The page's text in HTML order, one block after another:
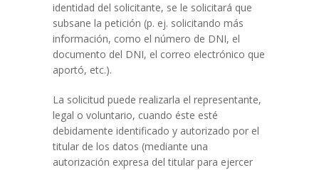
identidad del solicitante, se le solicitará que
subsane la petición (p. ej. solicitando más
información, como el número de DNI, el
documento del DNI, el correo electrónico que
aportó, etc.).
La solicitud puede realizarla el representante,
legal o voluntario, cuando éste esté
debidamente identificado y autorizado por el
titular de los datos (mediante una
autorización expresa del titular para ejercer